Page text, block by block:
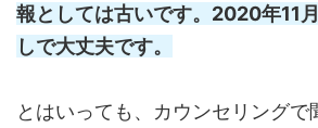
報としては古いです。2020年11
しで大丈夫です。
とはいっても、カウンセリングで